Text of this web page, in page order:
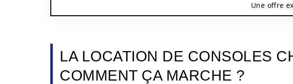
Une offre
LA LOCATION DE CONSOLES
COMMENT ÇA MARCHE ?